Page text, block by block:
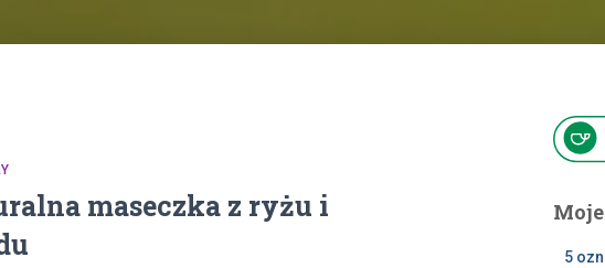
maseczka z ryżu i
5